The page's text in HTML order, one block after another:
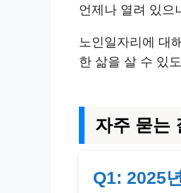
언제나 열려 있으
노인일자리에 대
한 삶을 살 수 있
자주 묻는
Q1: 2025